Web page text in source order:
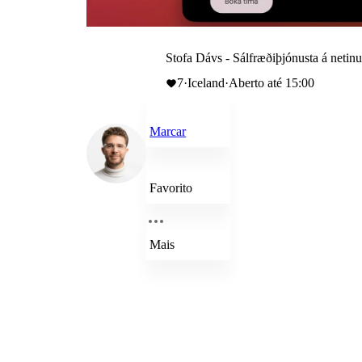
Stofa Dávs - Sálfræðiþjónusta á netinu
7·Iceland·Aberto até 15:00
Marcar
Favorito
Mais